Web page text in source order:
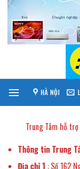
Skip
content
HÀ NỘI
Trung Tâm hỗ trợ
Thông tin Trung
Địa chỉ 1 : Số 162